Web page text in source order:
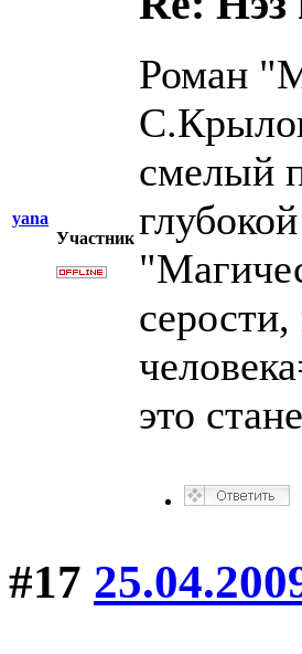
yana
Участник
Роман
смелый
это
#17